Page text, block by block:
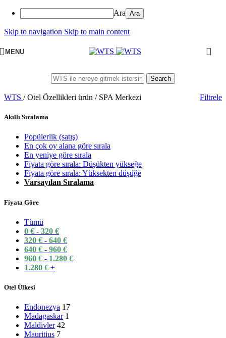
Ara
Skip to navigation Skip to main content
MENU
Search
WTS / Otel Özellikleri ürün / SPA Merkezi Filtrele
Akıllı Sıralama
Popülerlik (satış)
En çok oy alana göre sırala
En yeniye göre sırala
Fiyata göre sırala: Düşükten yükseğe
Fiyata göre sırala: Yüksekten düşüğe
Varsayılan Sıralama
Fiyata Göre
Tümü
0 € - 320 €
320 € - 640 €
640 € - 960 €
960 € - 1.280 €
1.280 € +
Otel Ülkesi
Endonezya 17
Madagaskar 1
Maldivler 42
Mauritius 7